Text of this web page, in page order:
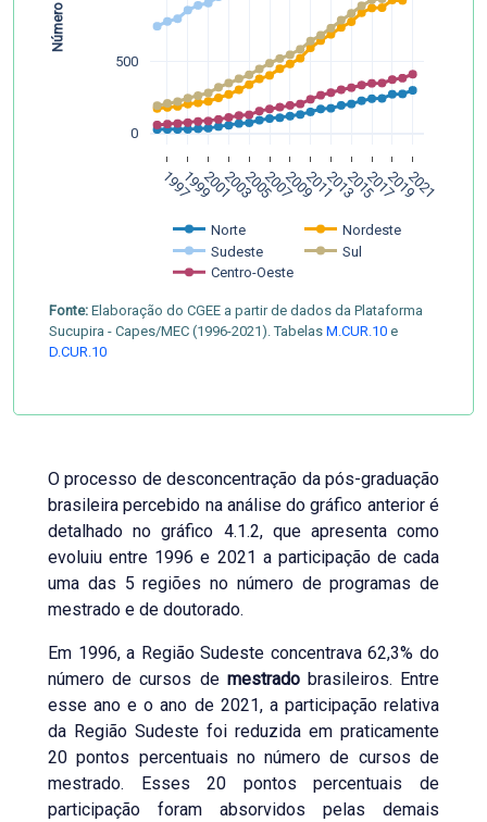
1997199920012003200520072009201120132015201720192021
0
500
Norte
Nordeste
Sudeste
Sul
Centro-Oeste
Fonte: Elaboração do CGEE a partir de dados da Plataforma
Sucupira - Capes/MEC (1996-2021). Tabelas M.CUR.10 e
D.CUR.10
O processo de desconcentração da pós-graduação
brasileira percebido na análise do gráfico anterior é
detalhado no gráfico 4.1.2, que apresenta como
evoluiu entre 1996 e 2021 a participação de cada
uma das 5 regiões no número de programas de
mestrado e de doutorado.
Em 1996, a Região Sudeste concentrava 62,3% do
número de cursos de mestradobrasileiros. Entre
esse ano e o ano de 2021, a participação relativa
da Região Sudeste foi reduzida em praticamente
20 pontos percentuais no número de cursos de
mestrado. Esses 20 pontos percentuais de
participação foram absorvidos pelas demais